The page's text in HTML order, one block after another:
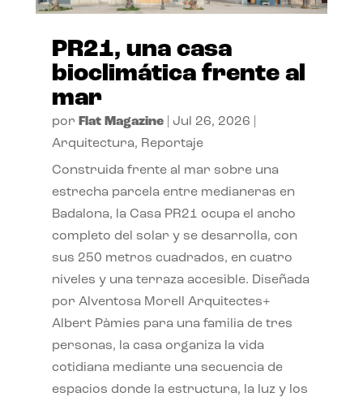
PR21, una casa
bioclimática frente al
mar
por Flat Magazine| Jul 26, 2026
Arquitectura, Reportaje
Construida frente al mar sobre una
estrecha parcela entre medianeras en
Badalona, la Casa PR21 ocupa el ancho
completo del solar y se desarrolla, con
sus 250 metros cuadrados, en cuatro
niveles y una terraza accesible. Diseñada
por Alventosa Morell Arquitectes+
Albert Pàmies para una familia de tres
personas, la casa organiza la vida
cotidiana mediante una secuencia de
espacios donde la estructura, la luz y los